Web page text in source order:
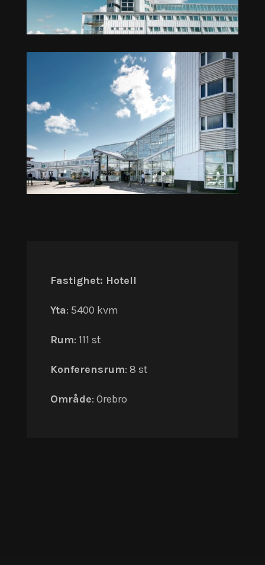
Fastighet: Hotell
Yta: 5400 kvm
Rum: 111 st
Konferensrum: 8 st
Område: Örebro